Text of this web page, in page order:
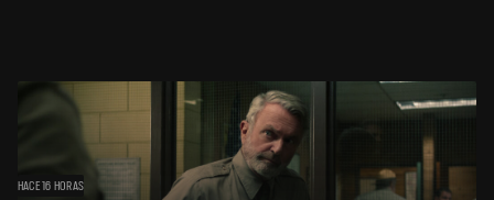
HACE 16 HORAS